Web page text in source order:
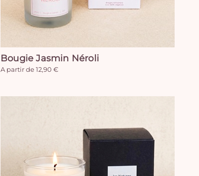
Bougie Jasmin Néroli
A partir de 12,90 €